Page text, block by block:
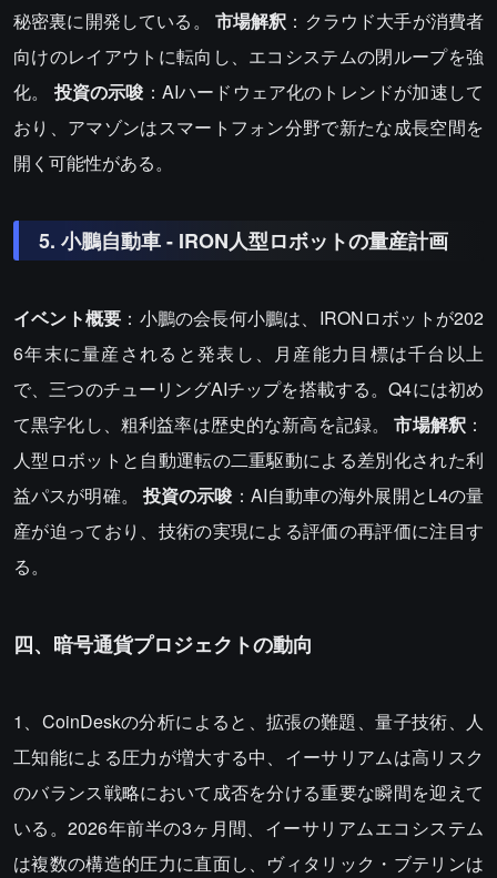
秘密裏に開発している。 市場解釈 ：クラウド大手が消費者
向けのレイアウトに転向し、エコシステムの閉ループを強
化。 投資の示唆 ：AIハードウェア化のトレンドが加速して
おり、アマゾンはスマートフォン分野で新たな成長空間を
開く可能性がある。
5. 小鵬自動車 - IRON人型ロボットの量産計画
イベント概要 ：小鵬の会長何小鵬は、IRONロボットが202
6年末に量産されると発表し、月産能力目標は千台以上
で、三つのチューリングAIチップを搭載する。Q4には初め
て黒字化し、粗利益率は歴史的な新高を記録。市場解釈 ：
人型ロボットと自動運転の二重駆動による差別化された利
益パスが明確。 投資の示唆 ：AI自動車の海外展開とL4の量
産が迫っており、技術の実現による評価の再評価に注目す
る。
四、暗号通貨プロジェクトの動向
1、CoinDeskの分析によると、拡張の難題、量子技術、人
工知能による圧力が増大する中、イーサリアムは高リスク
のバランス戦略において成否を分ける重要な瞬間を迎えて
いる。2026年前半の3ヶ月間、イーサリアムエコシステム
は複数の構造的圧力に直面し、ヴィタリック・ブテリンは